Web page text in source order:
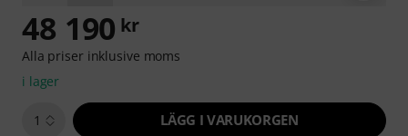
48 190 kr
Alla priser inklusive moms
i lager
1 LÄGG I VARUKORGEN